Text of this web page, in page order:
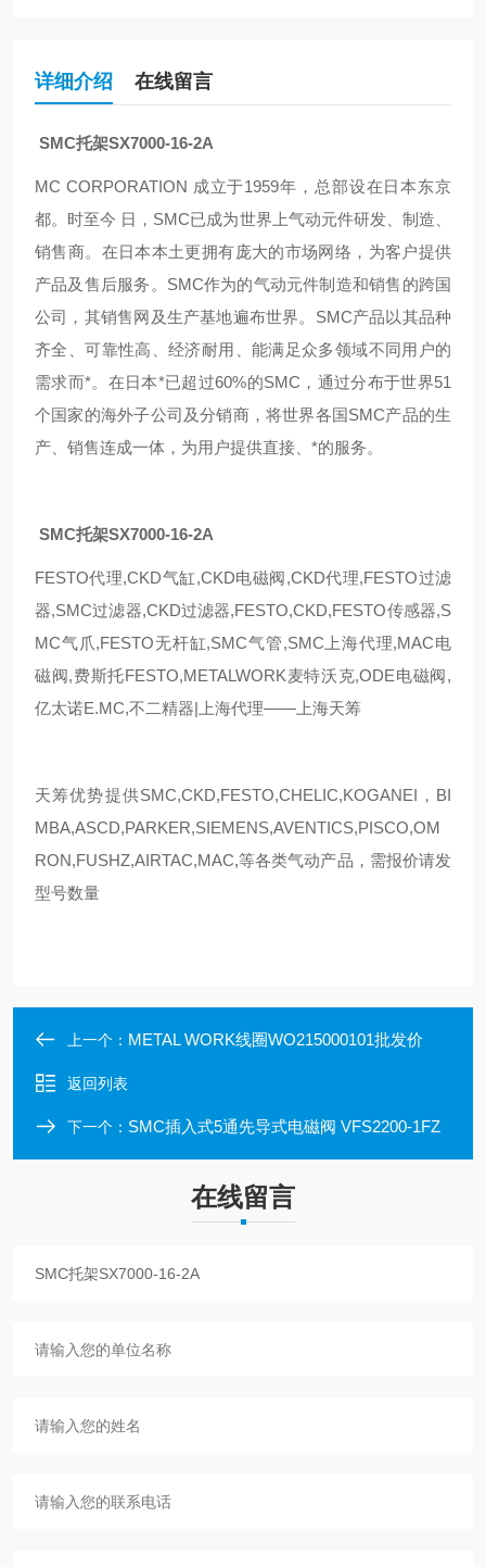
详细介绍 在线留言
SMC托架SX7000-16-2A
MC CORPORATION 成立于1959年，总部设在日本东京
都。时至今 日，SMC已成为世界上气动元件研发、制造、
销售商。在日本本土更拥有庞大的市场网络，为客户提供
产品及售后服务。SMC作为的气动元件制造和销售的跨国
公司，其销售网及生产基地遍布世界。SMC产品以其品种
齐全、可靠性高、经济耐用、能满足众多领域不同用户的
需求而*。在日本*已超过60%的SMC，通过分布于世界51
个国家的海外子公司及分销商，将世界各国SMC产品的生
产、销售连成一体，为用户提供直接、*的服务。
SMC托架SX7000-16-2A
FESTO代理,CKD气缸,CKD电磁阀,CKD代理,FESTO过滤
器,SMC过滤器,CKD过滤器,FESTO,CKD,FESTO传感器,S
MC气爪,FESTO无杆缸,SMC气管,SMC上海代理,MAC电
磁阀,费斯托FESTO,METALWORK麦特沃克,ODE电磁阀,
亿太诺E.MC,不二精器|上海代理——上海天筹
天筹优势提供SMC,CKD,FESTO,CHELIC,KOGANEI，BI
MBA,ASCD,PARKER,SIEMENS,AVENTICS,PISCO,OM
RON,FUSHZ,AIRTAC,MAC,等各类气动产品，需报价请发
型号数量
上一个： METAL WORK线圈WO215000101批发价
返回列表
下一个： SMC插入式5通先导式电磁阀 VFS2200-1FZ
在线留言